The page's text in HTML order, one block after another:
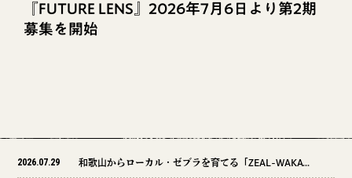
『FUTURE LENS』2026年7月6日より第2期
募集を開始
2026.07.29 和歌山からローカル・ゼブラを育てる「ZEAL-WAKAYAMA ZEBRA ECOSYSTEM」始動、Z&Cが共同企画パートナーとして参画